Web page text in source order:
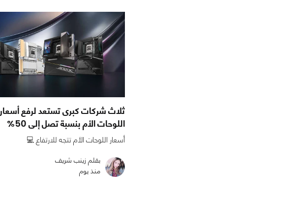
ثلاث شركات كبرى تستعد لرفع أسعار
اللوحات الأم بنسبة تصل إلى 50%
أسعار اللوحات الأم تتجه للارتفاع 💻
بقلم زينب شريف
منذ يوم